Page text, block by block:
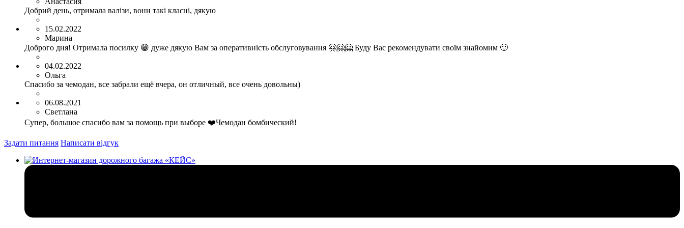
Добрий день, отримала валізи, вони такі класні, дякую
15.02.2022
Марина
Доброго дня! Отримала посилку 😁 дуже дякую Вам за оперативність обслуговування 🤗🤗🤗 Буду Вас рекомендувати своїм знайомим 🙂
04.02.2022
Ольга
Спасибо за чемодан, все забрали ещё вчера, он отличный, все очень довольны)
06.08.2021
Светлана
Супер, большое спасибо вам за помощь при выборе ❤️Чемодан бомбический!
Задати питання Написати відгук